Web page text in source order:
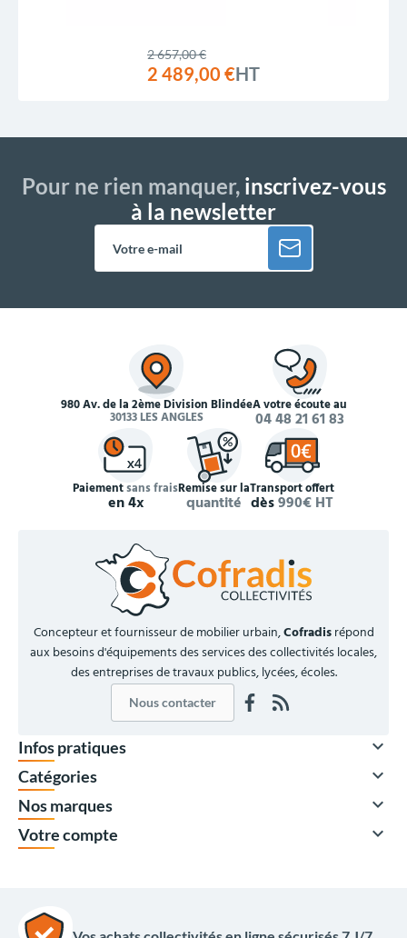
2 657,00 €
2 489,00 €HT
Pour ne rien manquer,inscrivez-vous
à la newsletter
980 Av. de la 2ème Division Blindée
30133 LES ANGLES
À votre écoute au
04 48 21 61 83
Paiementsans frais
en 4x
Remise sur la
quantité
Transport offert
dès990€ HT
Concepteur et fournisseur de mobilier urbain,Cofradisrépond
aux besoins d'équipements des services des collectivités locales,
des entreprises de travaux publics, lycées, écoles.
Nous contacter
Infos pratiques 
Catégories 
Nos marques 
Votre compte 